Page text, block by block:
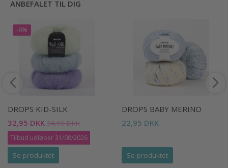
ANBEFALET TIL DIG
-6%
DROPS KID-SILK
32,95 DKK 34,95 DKK
Tilbud udløber 31/08/2026
Se produktet
DROPS BABY MERINO
22,95 DKK
Se produktet